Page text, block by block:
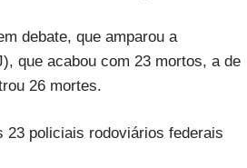
debate, que amparou a
que acabou com 23 mortos, a de
26 mortes.
23 policiais rodoviários federais